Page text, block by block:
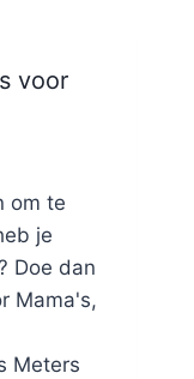
voor
om te
je
Doe dan
Mama's,
Meters